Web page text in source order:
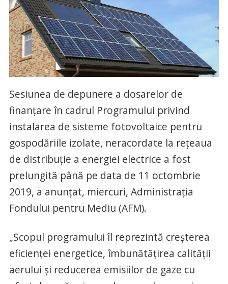
Sesiunea de depunere a dosarelor de
finanţare în cadrul Programului privind
instalarea de sisteme fotovoltaice pentru
gospodăriile izolate, neracordate la reţeaua
de distribuţie a energiei electrice a fost
prelungită până pe data de 11 octombrie
2019, a anunţat, miercuri, Administraţia
Fondului pentru Mediu (AFM).
„Scopul programului îl reprezintă creşterea
eficienţei energetice, îmbunătăţirea calităţii
aerului şi reducerea emisiilor de gaze cu